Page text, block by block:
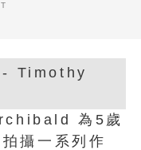
為5歲
攝一系列作